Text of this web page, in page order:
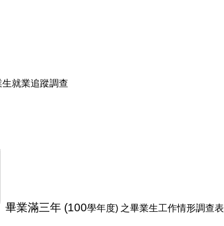
就業追蹤調查
畢業滿三年 (100學年度) 之畢業生工作情形調查表